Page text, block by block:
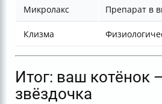
Микролакс Препарат в
Клизма
Итог: ваш котёнок
звёздочка